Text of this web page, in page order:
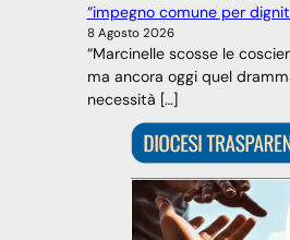
“impegno comune per
8 Agosto 2026
“Marcinelle scosse le
ma ancora oggi quel
necessità […]